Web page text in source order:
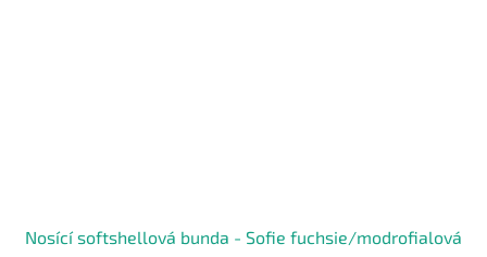
Nosící softshellová bunda - Sofie fuchsie/modrofialová